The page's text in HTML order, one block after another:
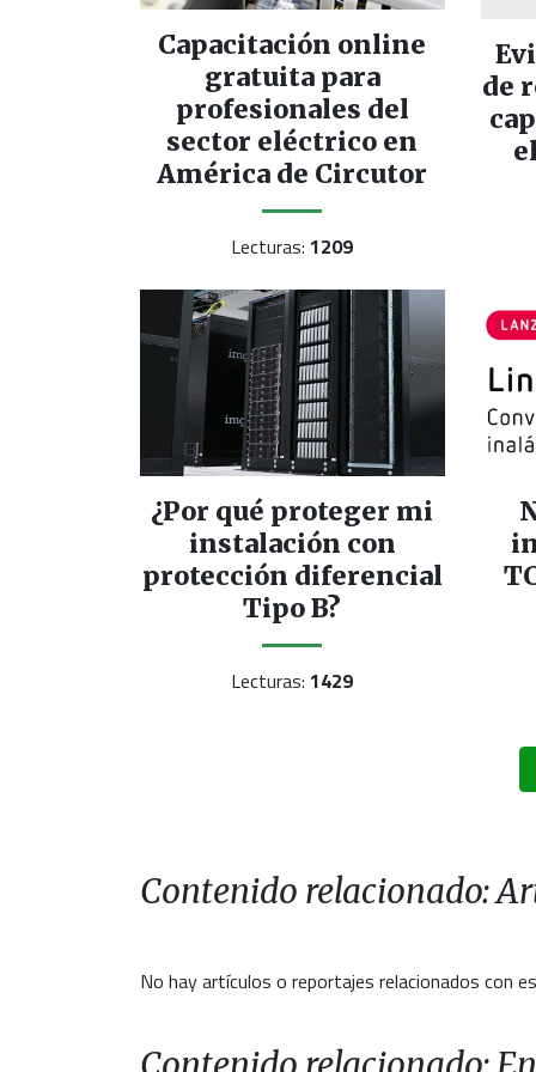
Capacitación online
gratuita para
profesionales del
sector eléctrico en
América de Circutor
Lecturas:1209
de
¿Por qué proteger mi
instalación con
protección diferencial
Tipo B?
Lecturas:1429
Contenido relacionado:
No hay artículos o reportajes relacionados con